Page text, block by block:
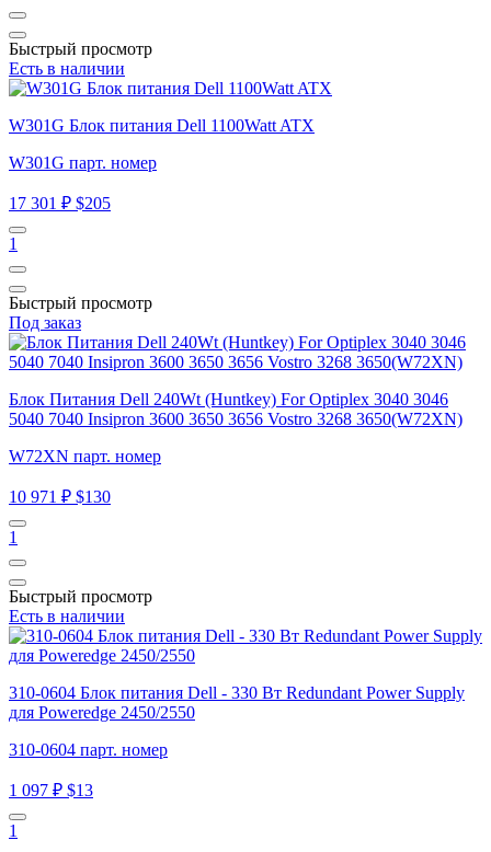
Быстрый просмотр
Есть в наличии
W301G Блок питания Dell 1100Watt ATX
W301G парт. номер
17 301 ₽ $205
1
Быстрый просмотр
Под заказ
Блок Питания Dell 240Wt (Huntkey) For Optiplex 3040 3046
5040 7040 Insipron 3600 3650 3656 Vostro 3268 3650(W72XN)
W72XN парт. номер
10 971 ₽ $130
1
Быстрый просмотр
Есть в наличии
310-0604 Блок питания Dell - 330 Вт Redundant Power Supply
для Poweredge 2450/2550
310-0604 парт. номер
1 097 ₽ $13
1